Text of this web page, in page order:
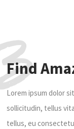
Find
Lorem ipsum dolor
sollicitudin, tellus
tellus, eu